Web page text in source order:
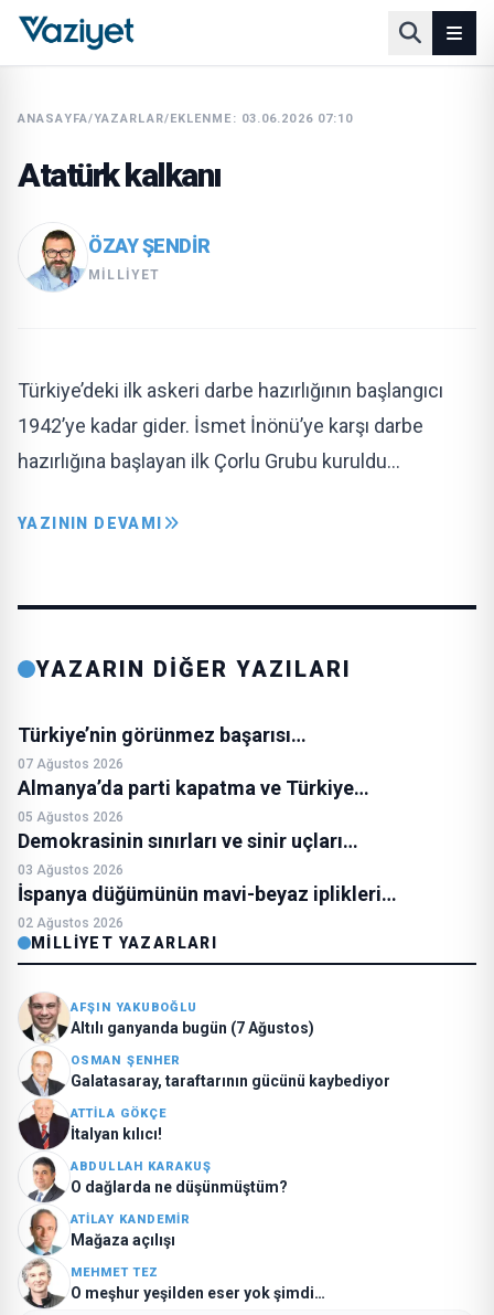
ANASAYFA/YAZARLAR/EKLENME: 03.06.2026 07:10
Atatürk kalkanı
ÖZAY ŞENDIR
MILLIYET
Türkiye’deki ilk askeri darbe hazırlığının başlangıcı
1942’ye kadar gider. İsmet İnönü’ye karşı darbe
hazırlığına başlayan ilk Çorlu Grubu kuruldu…
YAZININ DEVAMI
YAZARIN DİĞER YAZILARI
Türkiye’nin görünmez başarısı…
07 Ağustos 2026
Almanya’da parti kapatma ve Türkiye…
05 Ağustos 2026
Demokrasinin sınırları ve sinir uçları…
03 Ağustos 2026
İspanya düğümünün mavi-beyaz iplikleri…
02 Ağustos 2026
MILLIYET YAZARLARI
AFŞIN YAKUBOĞLU
Altılı ganyanda bugün (7 Ağustos)
OSMAN ŞENHER
Galatasaray, taraftarının gücünü kaybediyor
ATTILA GÖKÇE
İtalyan kılıcı!
ABDULLAH KARAKUŞ
O dağlarda ne düşünmüştüm?
ATILAY KANDEMIR
Mağaza açılışı
MEHMET TEZ
O meşhur yeşilden eser yok şimdi…